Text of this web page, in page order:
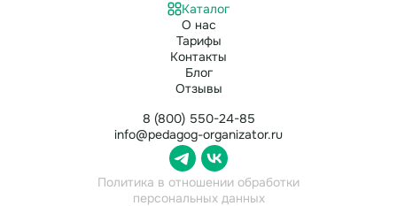
Каталог
О нас
Тарифы
Контакты
Блог
Отзывы
8 (800) 550-24-85
info@pedagog-organizator.ru
Политика в отношении обработки
персональных данных